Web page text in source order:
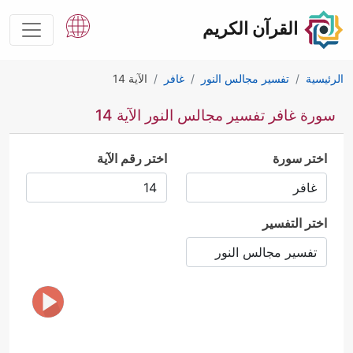
القرآن الكريم
الرئيسية تفسير مجالس النور غافر الآية 14
سورة غافر تفسير مجالس النور الآية 14
اختر سورة اختر رقم الآية
اختر التفسير